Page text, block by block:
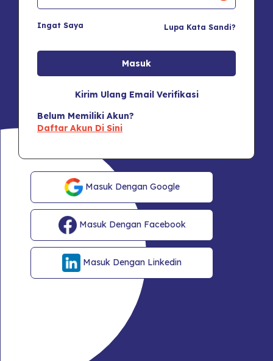
Ingat Saya Lupa Kata Sandi?
Kirim Ulang Email Verifikasi
Belum Memiliki Akun?
Daftar Akun Di Sini
Masuk Dengan Google
Masuk Dengan Facebook
Masuk Dengan Linkedin